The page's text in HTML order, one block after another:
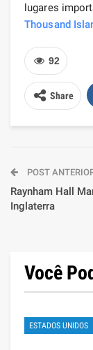
lugares
Thousand
92
Share
POST
Raynham Hall
Inglaterra
Você
ESTADOS UNIDOS